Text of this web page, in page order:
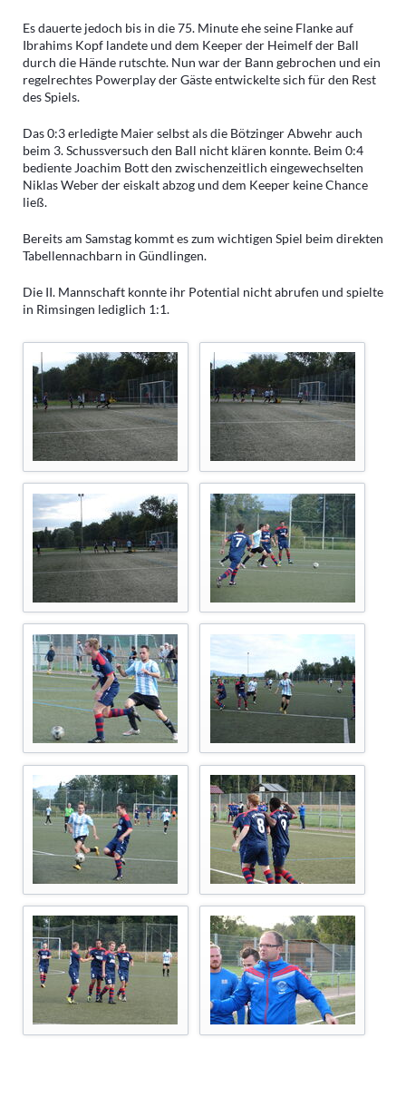
Es dauerte jedoch bis in die 75. Minute ehe seine Flanke auf
Ibrahims Kopf landete und dem Keeper der Heimelf der Ball
durch die Hände rutschte. Nun war der Bann gebrochen und ein
regelrechtes Powerplay der Gäste entwickelte sich für den Rest
des Spiels.
Das 0:3 erledigte Maier selbst als die Bötzinger Abwehr auch
beim 3. Schussversuch den Ball nicht klären konnte. Beim 0:4
bediente Joachim Bott den zwischenzeitlich eingewechselten
Niklas Weber der eiskalt abzog und dem Keeper keine Chance
ließ.
Bereits am Samstag kommt es zum wichtigen Spiel beim direkten
Tabellennachbarn in Gündlingen.
Die II. Mannschaft konnte ihr Potential nicht abrufen und spielte
in Rimsingen lediglich 1:1.